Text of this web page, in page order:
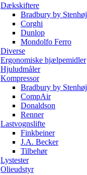
Dækskiftere
Bradbury by Stenhøj
Corghi
Dunlop
Mondolfo Ferro
Diverse
Ergonomiske hjælpemidler
Hjuludmåler
Kompressor
Bradbury by Stenhøj
CompAir
Donaldson
Renner
Lastvognslifte
Finkbeiner
J.A. Becker
Tilbehør
Lystester
Olieudstyr